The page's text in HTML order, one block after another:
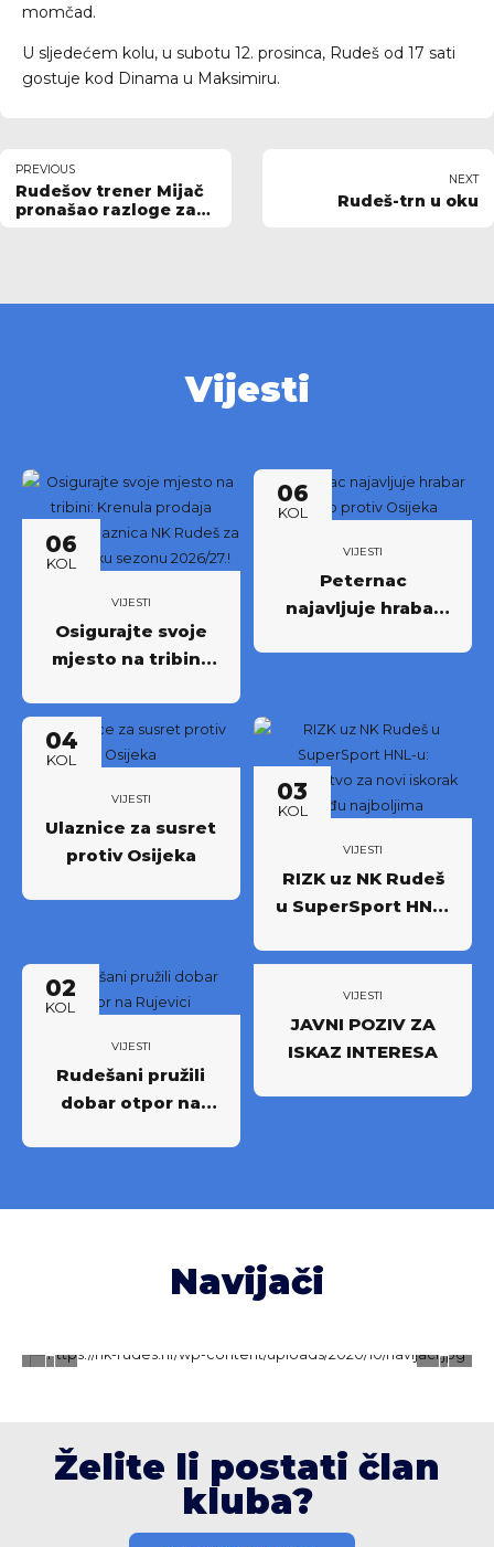
momčad.
U sljedećem kolu, u subotu 12. prosinca, Rudeš od 17 sati
gostuje kod Dinama u Maksimiru.
PREVIOUS
Rudešov trener Mijač
pronašao razloge za
NEXT
Rudeš-trn u oku
Vijesti
06
KOL
VIJESTI
Osigurajte svoje
mjesto na tribini:
godišnjih ulaznica
NK Rudeš za
prvoligašku
sezonu 2026/27.!
06
KOL
VIJESTI
Peternac
najavljuje hrabar
04
KOL
VIJESTI
Ulaznice za susret
protiv Osijeka
03
KOL
VIJESTI
RIZK uz NK Rudeš
u SuperSport HNL-
novi iskorak među
najboljima
02
KOL
VIJESTI
Rudešani pružili
dobar otpor na
VIJESTI
JAVNI POZIV ZA
ISKAZ INTERESA
Navijači
Želite li postati član
kluba?